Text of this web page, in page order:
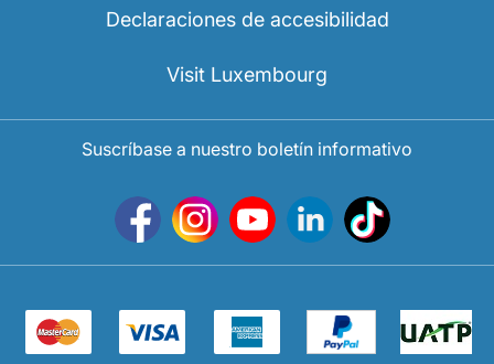
Declaraciones de accesibilidad
Visit Luxembourg
Suscríbase a nuestro boletín informativo